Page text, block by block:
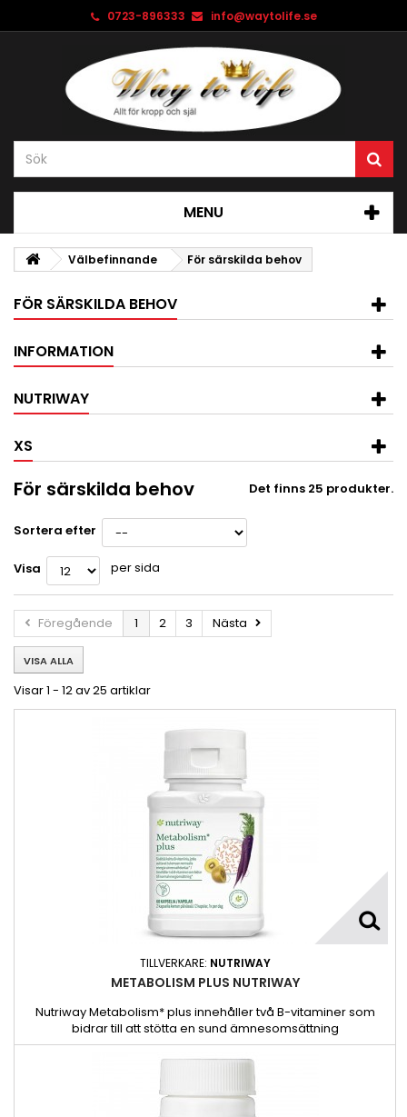
0723-896333 info@waytolife.se
MENU
Välbefinnande För särskilda behov
FÖR SÄRSKILDA BEHOV
INFORMATION
NUTRIWAY
XS
För särskilda behov Det finns 25 produkter.
Sortera efter
Visa per sida
Föregående 1 2 3 Nästa
VISA ALLA
Visar 1 - 12 av 25 artiklar
TILLVERKARE: NUTRIWAY
METABOLISM PLUS NUTRIWAY
Nutriway Metabolism* plus innehåller två B-vitaminer som
bidrar till att stötta en sund ämnesomsättning